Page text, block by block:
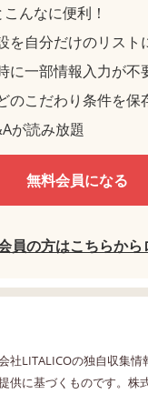
んなに便利！
を自分だけのリスト
に一部情報入力が不
のこだわり条件を保
が読み放題
無料会員になる
員の方はこちらから
社LITALICOの独自収集
供に基づくものです。株